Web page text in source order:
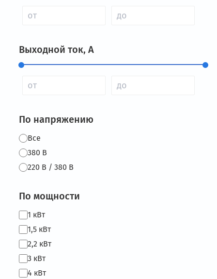
Выходной ток, А
По напряжению
Все
380 В
220 В / 380 В
По мощности
1 кВт
1,5 кВт
2,2 кВт
3 кВт
4 кВт